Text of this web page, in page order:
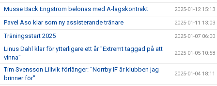
Musse Bäck Engström belönas med A-lagskontrakt 2025-01-12 15:13
Pavel Aso klar som ny assisterande tränare 2025-01-11 13:03
Träningsstart 2025 2025-01-07 06:00
Linus Dahl klar för ytterligare ett år "Extremt taggad på att
vinna"
2025-01-05 10:58
Tim Svensson Lillvik förlänger: "Norrby IF är klubben jag
brinner för"
2025-01-04 18:11